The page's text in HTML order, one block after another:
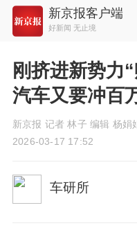
新京报客户端
好新闻 无止境
刚挤进新势力
汽车又要冲百
新京报 记者 林子 编辑 杨娟
2026-03-17 17:52
车研所